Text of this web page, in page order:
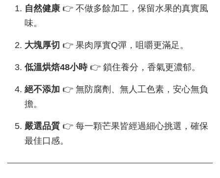
自然健康👉 不做多餘加工，保留水果的真實風
味。
大塊厚切 👉 果肉厚實Q彈，咀嚼更滿足。
低溫烘焙48小時👉 鎖住養分，香氣更濃郁。
絕不添加 👉 無防腐劑、無人工色素，安心無負
擔。
嚴選品質 👉 每一顆芒果皆經過細心挑選，確保
最佳口感。